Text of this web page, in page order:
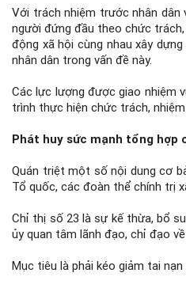
Với trách nhiệm trước nhân
người đứng đầu theo chức
động xã hội cùng nhau xây
nhân dân trong vấn đề này.
Các lực lượng được giao nhiệm
trình thực hiện chức trách,
Phát huy sức mạnh tổng hợp
Quán triệt một số nội dung cơ
Tổ quốc, các đoàn thể chính trị
Chỉ thị số 23 là sự kế thừa, bổ
ủy quan tâm lãnh đạo, chỉ đạo
Mục tiêu là phải kéo giảm tai